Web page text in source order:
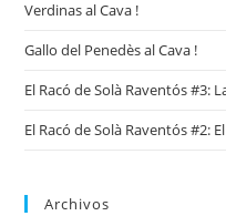
Verdinas al Cava !
Gallo del Penedès al Cava !
El Racó de Solà Raventós #3:
El Racó de Solà Raventós #2:
Archivos